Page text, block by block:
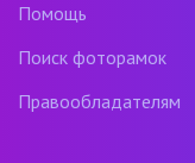
Помощь
Поиск фоторамок
Правообладателям